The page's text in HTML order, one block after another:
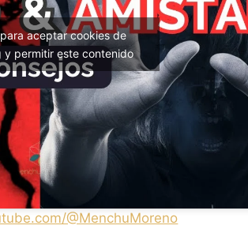
aceptar cookies de
y permitir este contenido
@MenchuMoreno